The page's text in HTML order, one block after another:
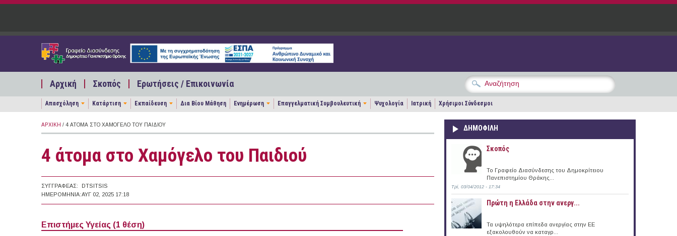
Παράκαμψη προς το κυρίως περιεχόμενο
Αρχική Σκοπός Ερωτήσεις / Επικοινωνία
Απασχόληση Κατάρτιση Εκπαίδευση Δια Βίου Μάθηση Ενημέρωση Επαγγελματική Συμβουλευτική Ψυχολογία Ιατρική Χρήσιμοι Σύνδεσμοι
ΑΡΧΙΚΉ / 4 ΆΤΟΜΑ ΣΤΟ ΧΑΜΌΓΕΛΟ ΤΟΥ ΠΑΙΔΙΟΎ
4 άτομα στο Χαμόγελο του Παιδιού
ΣΥΓΓΡΑΦΈΑΣ:
DTSITSIS
ΗΜΕΡΟΜΗΝΊΑ:ΑΥΓ 02, 2025 17:18
Επιστήμες Υγείας (1 θέση)
ΔΗΜΟΦΙΛΗ
Σκοπός
Το Γραφείο Διασύνδεσης του Δημοκρίτειου
Πανεπιστημίου Θράκης...
Τρί, 03/04/2012 - 17:34
Πρώτη η Ελλάδα στην ανεργ...
Τα υψηλότερα επίπεδα ανεργίας στην ΕΕ
εξακολουθούν να καταγρ...